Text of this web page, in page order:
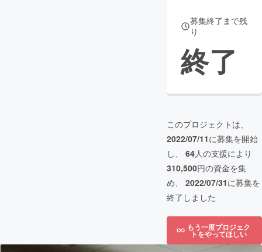
募集終了まで残
り
終了
このプロジェクトは、
2022/07/11に募集を開始
し、 64人の支援により
310,500円の資金を集
め、 2022/07/31に募集を
終了しました
もう一度プロジェク
トをやってほしい